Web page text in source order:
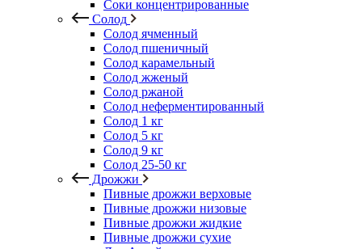
Соки концентрированные
Солод
Солод ячменный
Солод пшеничный
Солод карамельный
Солод жженый
Солод ржаной
Солод неферментированный
Солод 1 кг
Солод 5 кг
Солод 9 кг
Солод 25-50 кг
Дрожжи
Пивные дрожжи верховые
Пивные дрожжи низовые
Пивные дрожжи жидкие
Пивные дрожжи сухие